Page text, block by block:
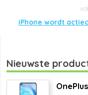
iPhone wordt
Nieuwste